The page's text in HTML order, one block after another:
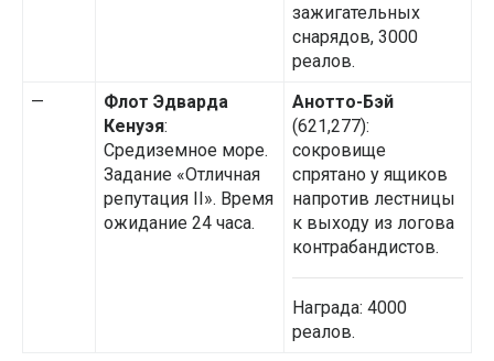
зажигательных
снарядов, 3000
реалов.
—
Флот Эдварда
Кенуэя:
Средиземное море.
Задание «Отличная
репутация II». Время
ожидание 24 часа.
Анотто-Бэй
(621,277):
сокровище
спрятано у ящиков
напротив лестницы
к выходу из логова
контрабандистов.
Награда: 4000
реалов.